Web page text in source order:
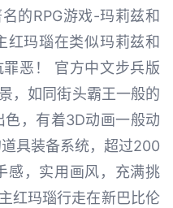
的RPG游戏-玛莉兹和
红玛瑙在类似玛莉兹和
恶！ 官方中文步兵版
，如同街头霸王一般的
，有着3D动画一般动
具装备系统，超过200
感，实用画风，充满挑
红玛瑙行走在新巴比伦